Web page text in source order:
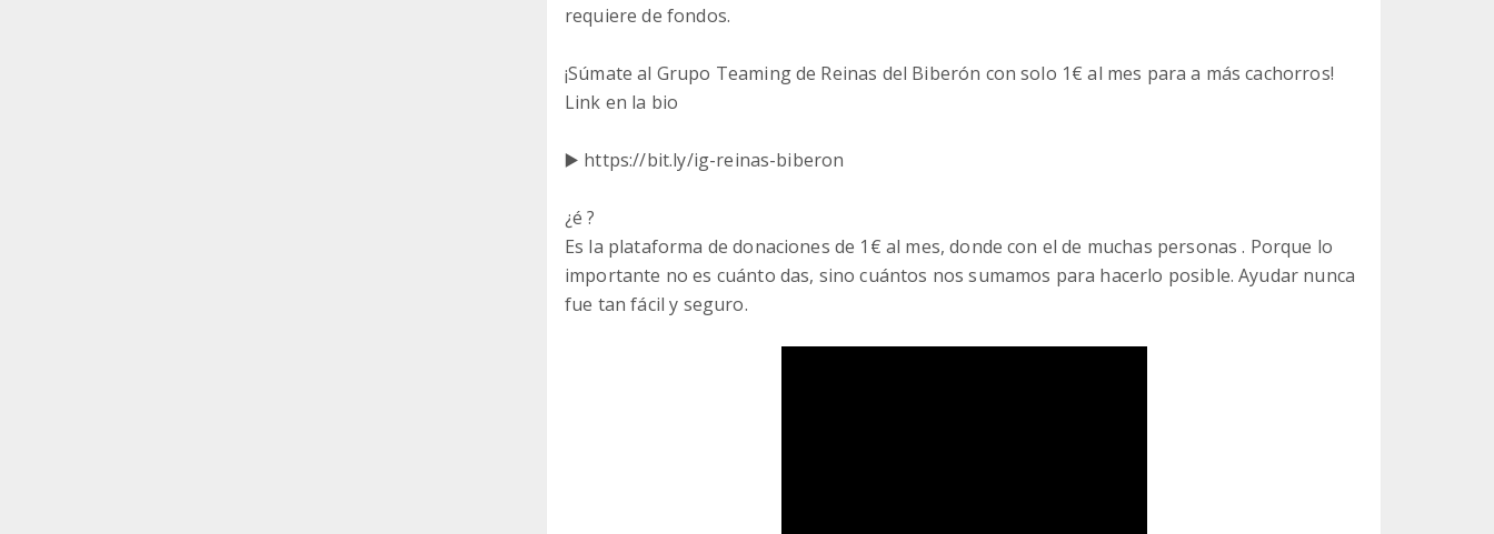
requiere de fondos.
¡Súmate al Grupo Teaming de Reinas del Biberón con solo 1€ al mes para a más cachorros!
Link en la bio
▶️ https://bit.ly/ig-reinas-biberon
¿é ?
Es la plataforma de donaciones de 1€ al mes, donde con el de muchas personas . Porque lo
importante no es cuánto das, sino cuántos nos sumamos para hacerlo posible. Ayudar nunca
fue tan fácil y seguro.